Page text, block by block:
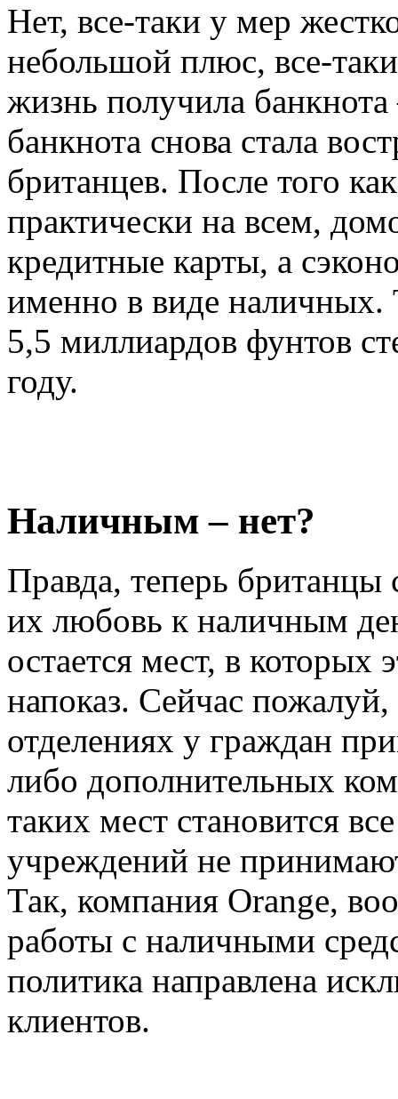
Нет, все-таки у мер
небольшой плюс, все-
жизнь получила
банкнота снова стала
британцев. После того
практически на всем,
кредитные карты, а
именно в виде наличных.
5,5 миллиардов фунтов
году.
Наличным – нет?
Правда, теперь британцы
их любовь к наличным
остается мест, в
напоказ. Сейчас
отделениях у граждан
либо дополнительных
таких мест становится
учреждений не
Так, компания Orange,
работы с наличными
политика направлена
клиентов.